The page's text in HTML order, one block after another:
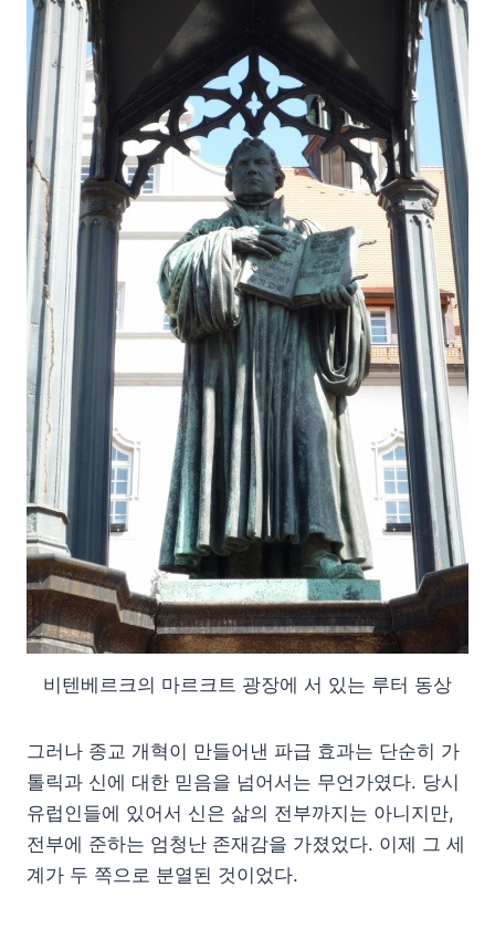
비텐베르크의 마르크트 광장에 서 있는 루터 동상
그러나 종교 개혁이 만들어낸 파급 효과는 단순히 가
톨릭과 신에 대한 믿음을 넘어서는 무언가였다. 당시
유럽인들에 있어서 신은 삶의 전부까지는 아니지만,
전부에 준하는 엄청난 존재감을 가졌었다. 이제 그 세
계가 두 쪽으로 분열된 것이었다.